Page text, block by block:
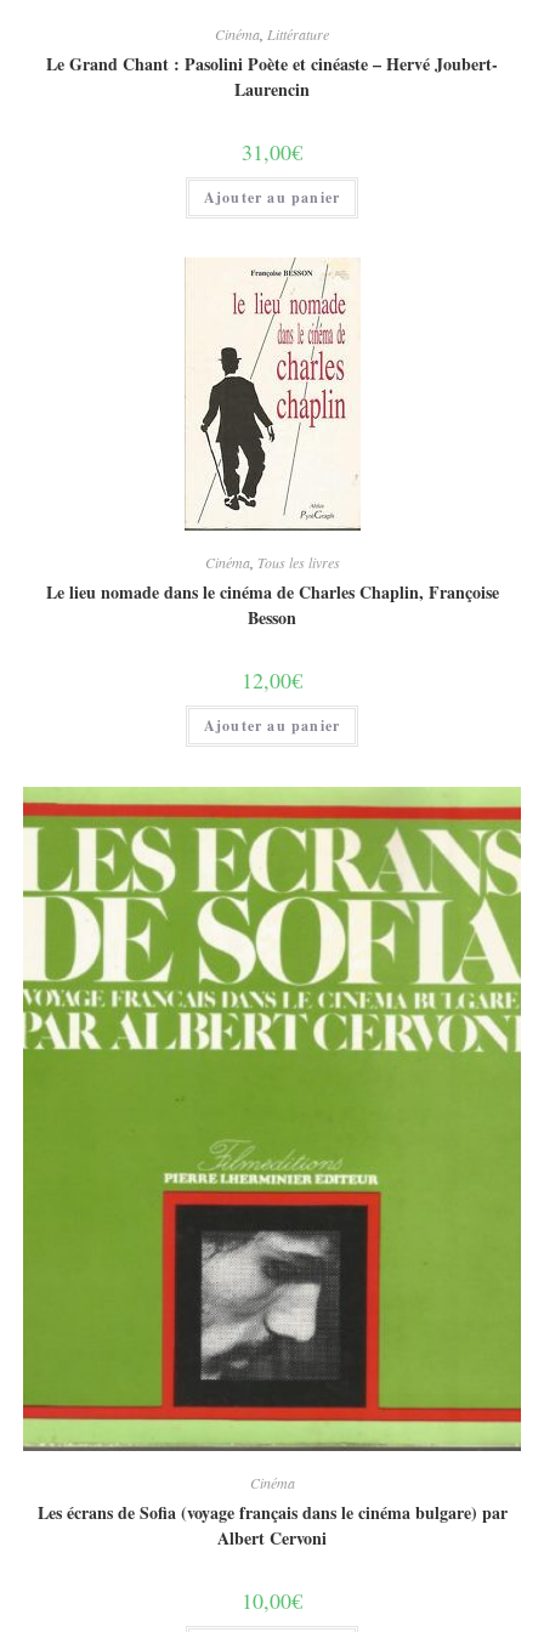
Cinéma Littérature
Le Grand Chant : Pasolini Poète et cinéaste – Hervé Joubert-
Laurencin
31,00€
Ajouter au panier
Cinéma, Tous les livres
Le lieu nomade dans le cinéma de Charles Chaplin, Françoise
Besson
12,00€
Ajouter au panier
Cinéma
Les écrans de Sofia (voyage français dans le cinéma bulgare) par
Albert Cervoni
10,00€